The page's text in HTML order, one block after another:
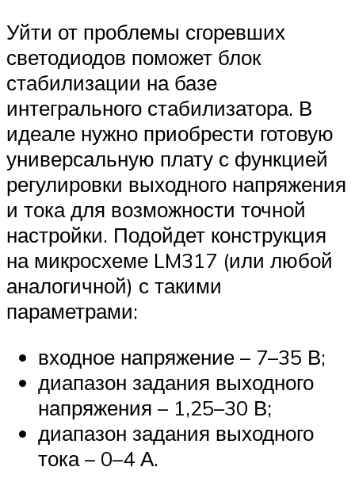
Уйти от проблемы сгоревших
светодиодов поможет блок
стабилизации на базе
интегрального стабилизатора. В
идеале нужно приобрести готовую
универсальную плату с функцией
регулировки выходного напряжения
и тока для возможности точной
настройки. Подойдет конструкция
на микросхеме LM317 (или любой
аналогичной) с такими
параметрами:
входное напряжение – 7–35 В;
диапазон задания выходного
напряжения – 1,25–30 В;
диапазон задания выходного
тока – 0–4 А.